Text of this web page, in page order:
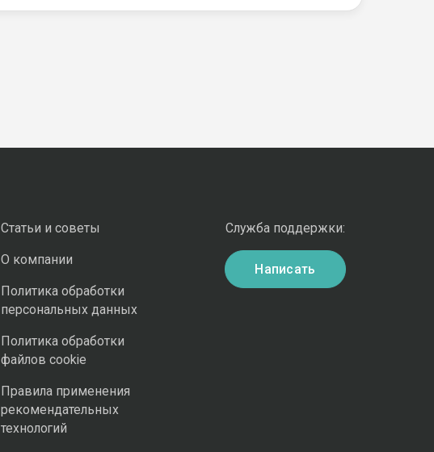
Статьи и советы
О компании
Политика обработки
персональных данных
Политика обработки
файлов cookie
Правила применения
рекомендательных
технологий
Служба поддержки:
Написать